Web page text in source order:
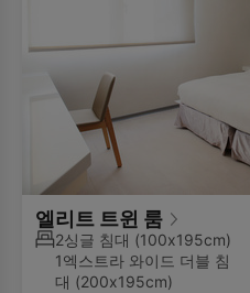
엘리트 트윈 룸
2싱글 침대 (100x195cm)
1엑스트라 와이드 더블 침
대 (200x195cm)